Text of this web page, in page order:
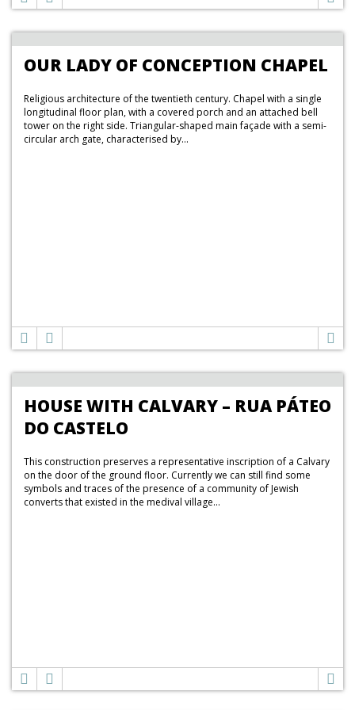
OUR LADY OF CONCEPTION CHAPEL
Religious architecture of the twentieth century. Chapel with a single
longitudinal floor plan, with a covered porch and an attached bell
tower on the right side. Triangular-shaped main façade with a semi-
circular arch gate, characterised by...
HOUSE WITH CALVARY – RUA PÁTEO
DO CASTELO
This construction preserves a representative inscription of a Calvary
on the door of the ground floor. Currently we can still find some
symbols and traces of the presence of a community of Jewish
converts that existed in the medival village...